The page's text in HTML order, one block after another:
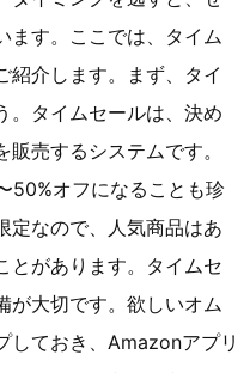
ます。ここでは、タイム
紹介します。まず、タイ
。タイムセールは、決め
売するシステムです。
50%オフになることも珍
定なので、人気商品はあ
とがあります。タイムセ
が大切です。欲しいオム
しておき、Amazonアプリ